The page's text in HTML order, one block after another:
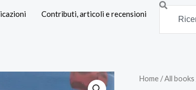
Contributi, articoli e recensioni Search
Home /All books